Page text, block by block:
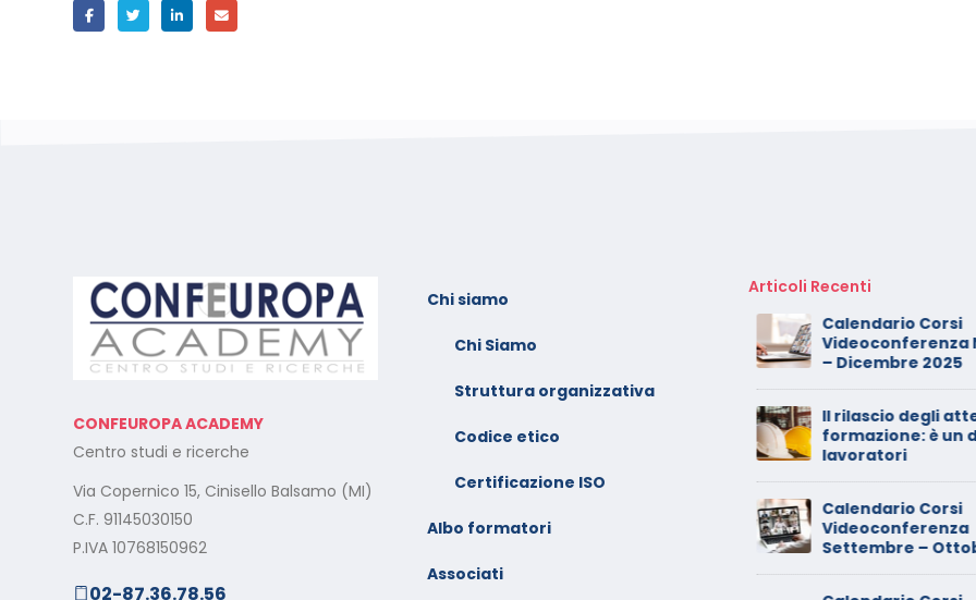
CONFEUROPA ACADEMY
Centro studi e ricerche
Via Copernico 15, Cinisello Balsamo (MI)
C.F. 91145030150
P.IVA 10768150962
02-87.36.78.56
Chi siamo
Chi Siamo
Struttura organizzativa
Codice etico
Certificazione ISO
Albo formatori
Associati
Articoli Recenti
Calendario Corsi
Videoconferenza Novembre
– Dicembre 2025
Il rilascio degli attestati di
formazione: è un diritto dei
lavoratori
Calendario Corsi
Videoconferenza
Settembre – Ottobre 2025
serve il consenso di
Videoconferenza Maggio –
setaccio
Calendario Corsi
Videoconferenza
– Dicembre 2025
Il rilascio degli
formazione: è un
lavoratori
Calendario Corsi
Videoconferenza
Settembre –